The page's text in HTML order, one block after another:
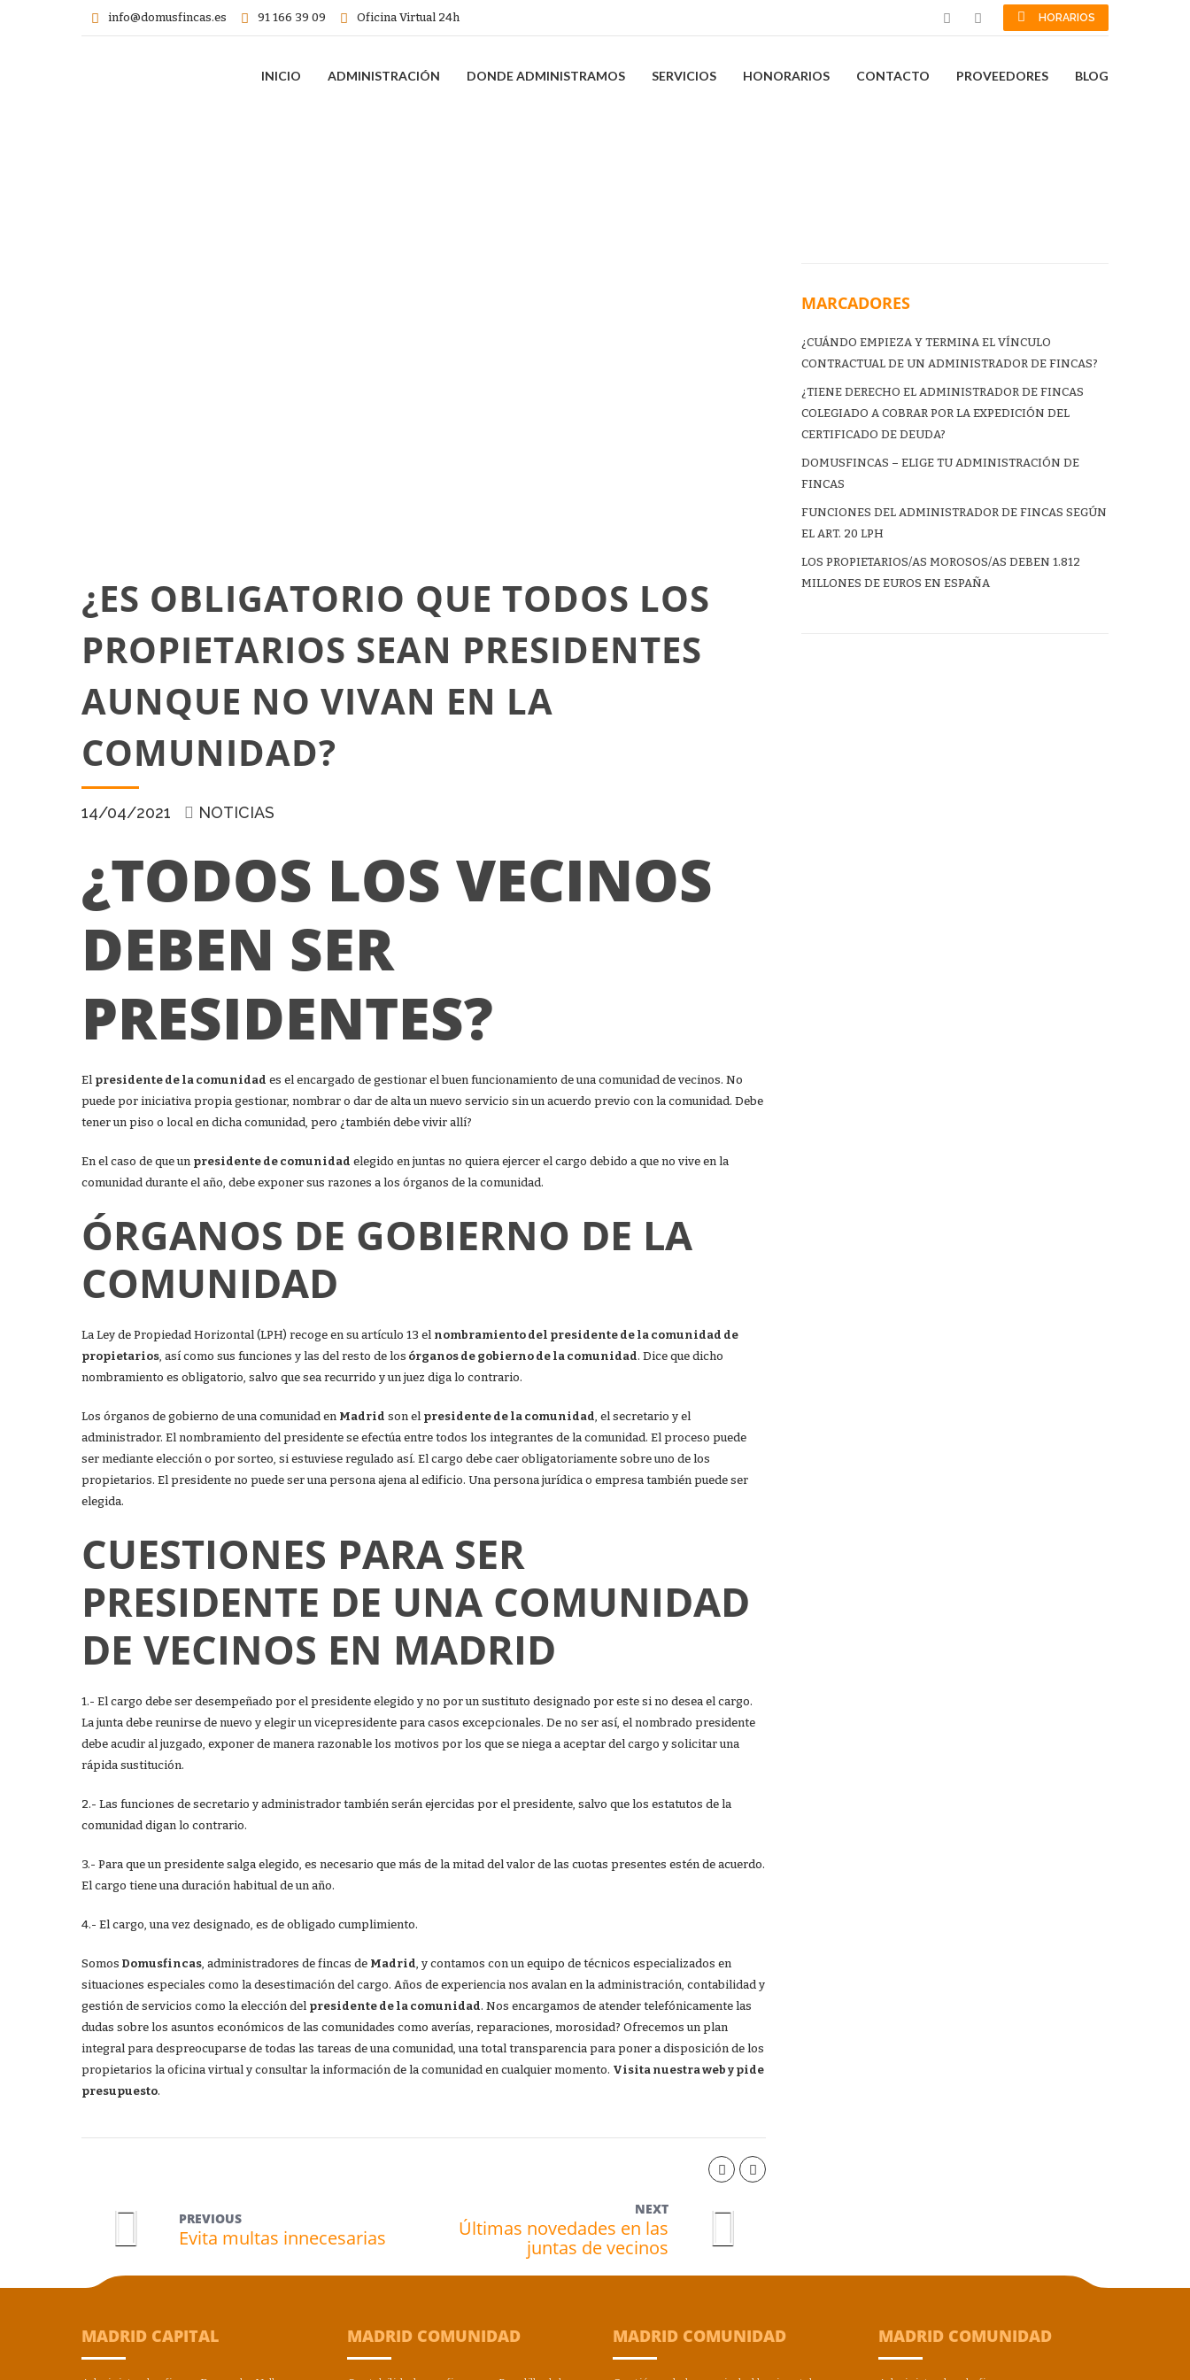
info@domusfincas.es 91 166 39 09 Oficina Virtual 24h HORARIOS
INICIO ADMINISTRACIÓN DONDE ADMINISTRAMOS SERVICIOS HONORARIOS CONTACTO PROVEEDORES BLOG
¿ES OBLIGATORIO QUE TODOS LOS
PROPIETARIOS SEAN PRESIDENTES
AUNQUE NO VIVAN EN LA
COMUNIDAD?
14/04/2021 NOTICIAS
¿TODOS LOS VECINOS
DEBEN SER
PRESIDENTES?
El presidente de la comunidad es el encargado de gestionar el buen funcionamiento de una comunidad de vecinos. No
puede por iniciativa propia gestionar, nombrar o dar de alta un nuevo servicio sin un acuerdo previo con la comunidad. Debe
tener un piso o local en dicha comunidad, pero ¿también debe vivir allí?
En el caso de que un presidente de comunidad elegido en juntas no quiera ejercer el cargo debido a que no vive en la
comunidad durante el año, debe exponer sus razones a los órganos de la comunidad.
ÓRGANOS DE GOBIERNO DE LA
COMUNIDAD
La Ley de Propiedad Horizontal (LPH) recoge en su artículo 13 el nombramiento del presidente de la comunidad de
propietarios , así como sus funciones y las del resto de los órganos de gobierno de la comunidad. Dice que dicho
nombramiento es obligatorio, salvo que sea recurrido y un juez diga lo contrario.
Los órganos de gobierno de una comunidad en Madrid son el presidente de la comunidad , el secretario y el
administrador. El nombramiento del presidente se efectúa entre todos los integrantes de la comunidad. El proceso puede
ser mediante elección o por sorteo, si estuviese regulado así. El cargo debe caer obligatoriamente sobre uno de los
propietarios. El presidente no puede ser una persona ajena al edificio. Una persona jurídica o empresa también puede ser
elegida.
CUESTIONES PARA SER
PRESIDENTE DE UNA COMUNIDAD
DE VECINOS EN MADRID
1.- El cargo debe ser desempeñado por el presidente elegido y no por un sustituto designado por este si no desea el cargo.
La junta debe reunirse de nuevo y elegir un vicepresidente para casos excepcionales. De no ser así, el nombrado presidente
debe acudir al juzgado, exponer de manera razonable los motivos por los que se niega a aceptar del cargo y solicitar una
rápida sustitución.
2.- Las funciones de secretario y administrador también serán ejercidas por el presidente, salvo que los estatutos de la
comunidad digan lo contrario.
3.- Para que un presidente salga elegido, es necesario que más de la mitad del valor de las cuotas presentes estén de acuerdo.
El cargo tiene una duración habitual de un año.
4.- El cargo, una vez designado, es de obligado cumplimiento.
Somos Domusfincas , administradores de fincas de Madrid , y contamos con un equipo de técnicos especializados en
situaciones especiales como la desestimación del cargo. Años de experiencia nos avalan en la administración, contabilidad y
gestión de servicios como la elección del presidente de la comunidad. Nos encargamos de atender telefónicamente las
dudas sobre los asuntos económicos de las comunidades como averías, reparaciones, morosidad? Ofrecemos un plan
integral para despreocuparse de todas las tareas de una comunidad, una total transparencia para poner a disposición de los
propietarios la oficina virtual y consultar la información de la comunidad en cualquier momento. Visita nuestra web y pide
presupuesto.
PREVIOUS
Evita multas innecesarias
NEXT
Últimas novedades en las
juntas de vecinos
MARCADORES
¿CUÁNDO EMPIEZA Y TERMINA EL VÍNCULO
CONTRACTUAL DE UN ADMINISTRADOR DE FINCAS?
¿TIENE DERECHO EL ADMINISTRADOR DE FINCAS
COLEGIADO A COBRAR POR LA EXPEDICIÓN DEL
CERTIFICADO DE DEUDA?
DOMUSFINCAS – ELIGE TU ADMINISTRACIÓN DE
FINCAS
FUNCIONES DEL ADMINISTRADOR DE FINCAS SEGÚN
EL ART. 20 LPH
LOS PROPIETARIOS/AS MOROSOS/AS DEBEN 1.812
MILLONES DE EUROS EN ESPAÑA
MADRID CAPITAL MADRID COMUNIDAD MADRID COMUNIDAD MADRID COMUNIDAD